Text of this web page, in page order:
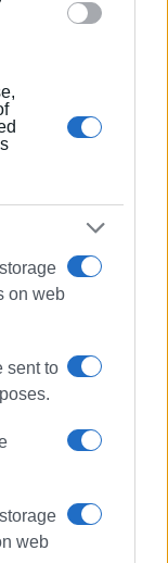
on web
sent to
web
στα μεν
χαμηλότερα
τέσσερις με
μέσο όρο
θα
μήκος της
σε
θα είναι
υγρασίας θα
μας, το
Κέρκυρα